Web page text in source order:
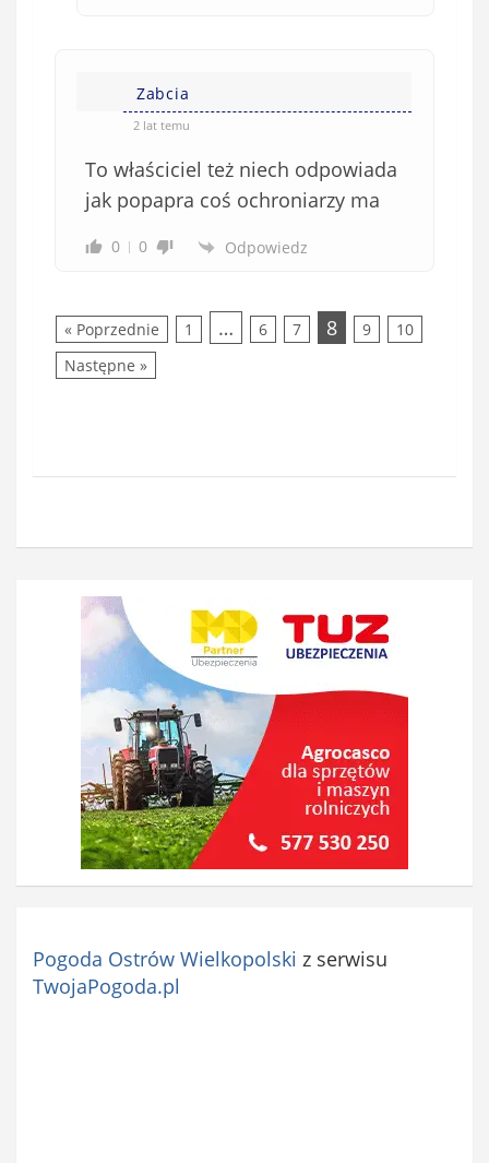
Zabcia
2 lat temu
To właściciel też niech odpowiada
jak popapra coś ochroniarzy ma
0 0 Odpowiedz
« Poprzednie 1 … 6 7 8 9
10
Następne »
Pogoda Ostrów Wielkopolski z serwisu
TwojaPogoda.pl